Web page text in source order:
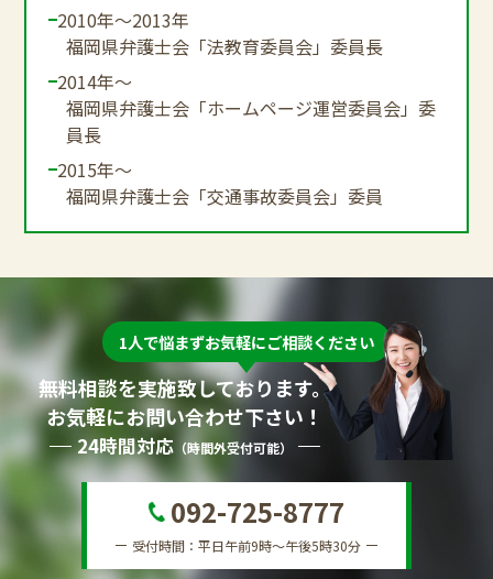
2010年～2013年
福岡県弁護士会「法教育委員会」委員長
2014年～
福岡県弁護士会「ホームページ運営委員会」委
員長
2015年～
福岡県弁護士会「交通事故委員会」委員
1人で悩まずお気軽にご相談ください
無料相談を実施致しております。
お気軽にお問い合わせ下さい！
24時間対応（時間外受付可能）
092-725-8777
受付時間：平日午前9時～午後5時30分